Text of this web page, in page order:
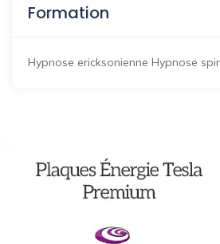
Formation
Hypnose ericksonienne Hypnose